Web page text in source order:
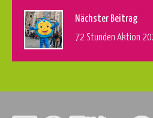
Nächster Beitrag
72 Stunden Aktion